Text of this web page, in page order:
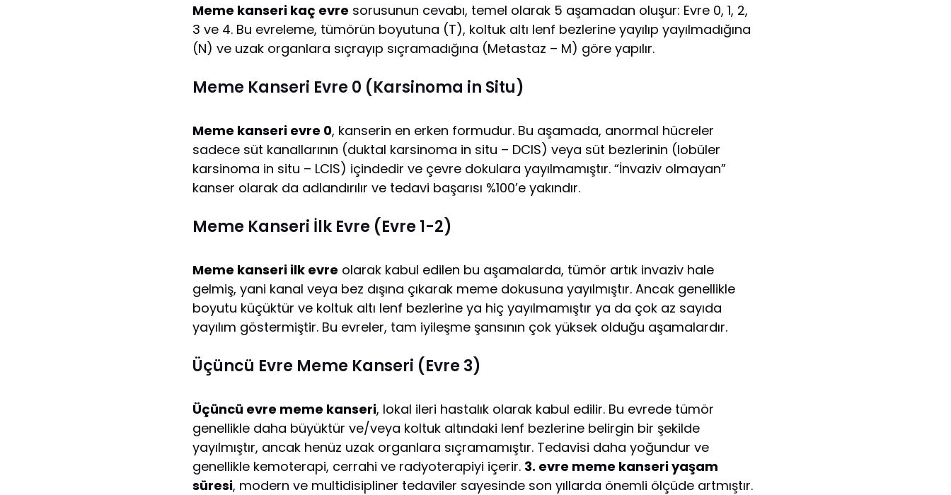
Meme kanseri kaç evre sorusunun cevabı, temel olarak 5 aşamadan oluşur: Evre 0, 1, 2,
3 ve 4. Bu evreleme, tümörün boyutuna (T), koltuk altı lenf bezlerine yayılıp yayılmadığına
(N) ve uzak organlara sıçrayıp sıçramadığına (Metastaz – M) göre yapılır.
Meme Kanseri Evre 0 (Karsinoma in Situ)
Meme kanseri evre 0, kanserin en erken formudur. Bu aşamada, anormal hücreler
sadece süt kanallarının (duktal karsinoma in situ – DCIS) veya süt bezlerinin (lobüler
karsinoma in situ – LCIS) içindedir ve çevre dokulara yayılmamıştır. “İnvaziv olmayan”
kanser olarak da adlandırılır ve tedavi başarısı %100’e yakındır.
Meme Kanseri İlk Evre (Evre 1-2)
Meme kanseri ilk evre olarak kabul edilen bu aşamalarda, tümör artık invaziv hale
gelmiş, yani kanal veya bez dışına çıkarak meme dokusuna yayılmıştır. Ancak genellikle
boyutu küçüktür ve koltuk altı lenf bezlerine ya hiç yayılmamıştır ya da çok az sayıda
yayılım göstermiştir. Bu evreler, tam iyileşme şansının çok yüksek olduğu aşamalardır.
Üçüncü Evre Meme Kanseri (Evre 3)
Üçüncü evre meme kanseri, lokal ileri hastalık olarak kabul edilir. Bu evrede tümör
genellikle daha büyüktür ve/veya koltuk altındaki lenf bezlerine belirgin bir şekilde
yayılmıştır, ancak henüz uzak organlara sıçramamıştır. Tedavisi daha yoğundur ve
genellikle kemoterapi, cerrahi ve radyoterapiyi içerir. 3. evre meme kanseri yaşam
süresi, modern ve multidisipliner tedaviler sayesinde son yıllarda önemli ölçüde artmıştır.